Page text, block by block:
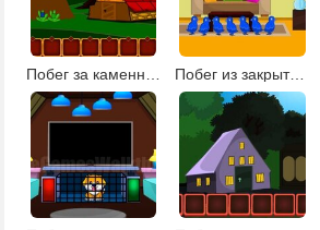
Побег из закрытого дома